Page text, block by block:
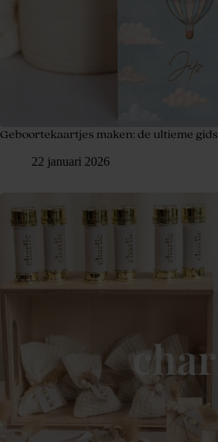
Geboortekaartjes maken: de ultieme gids
22 januari 2026